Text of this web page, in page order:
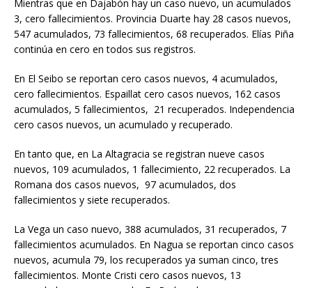
Mientras que en Dajabón hay un caso nuevo, un acumulados
3, cero fallecimientos. Provincia Duarte hay 28 casos nuevos,
547 acumulados, 73 fallecimientos, 68 recuperados. Elías Piña
continúa en cero en todos sus registros.
En El Seibo se reportan cero casos nuevos, 4 acumulados,
cero fallecimientos. Espaillat cero casos nuevos, 162 casos
acumulados, 5 fallecimientos, 21 recuperados. Independencia
cero casos nuevos, un acumulado y recuperado.
En tanto que, en La Altagracia se registran nueve casos
nuevos, 109 acumulados, 1 fallecimiento, 22 recuperados. La
Romana dos casos nuevos, 97 acumulados, dos
fallecimientos y siete recuperados.
La Vega un caso nuevo, 388 acumulados, 31 recuperados, 7
fallecimientos acumulados. En Nagua se reportan cinco casos
nuevos, acumula 79, los recuperados ya suman cinco, tres
fallecimientos. Monte Cristi cero casos nuevos, 13